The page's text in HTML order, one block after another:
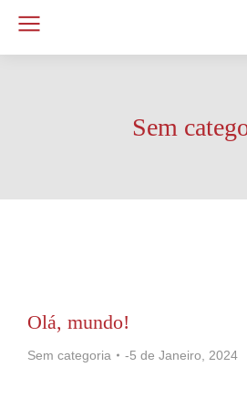
Sem
Olá, mundo!
Sem categoria 5 de Janeiro, 2024